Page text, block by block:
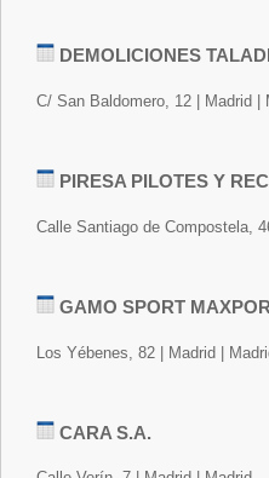
DEMOLICIONES
C/ San Baldomero, 12 | Madrid |
PIRESA PILOTES Y
Calle Santiago de Compostela,
GAMO SPORT
Los Yébenes, 82 | Madrid |
CARA S.A.